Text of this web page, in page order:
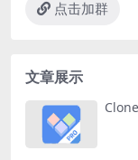
点击加群
文章展示